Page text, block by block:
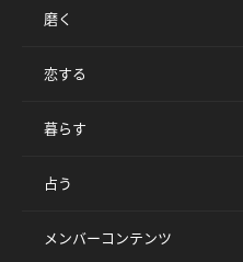
磨く
恋する
暮らす
占う
メンバーコンテンツ